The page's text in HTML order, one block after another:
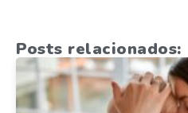
Posts relacionados: